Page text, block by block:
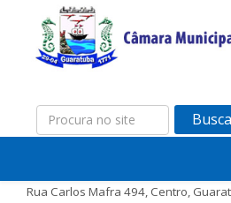
Rua Carlos Mafra 494, Centro,